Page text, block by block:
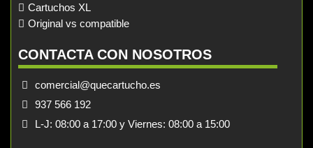
Cartuchos XL
Original vs compatible
CONTACTA CON NOSOTROS
comercial@quecartucho.es
937 566 192
L-J: 08:00 a 17:00 y Viernes: 08:00 a 15:00